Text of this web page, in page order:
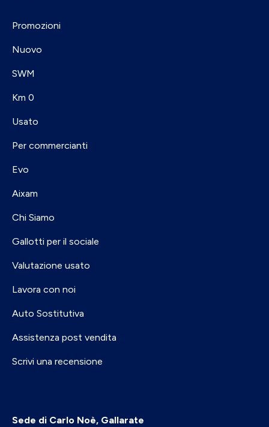
Promozioni
Nuovo
SWM
Km 0
Usato
Per commercianti
Evo
Aixam
Chi Siamo
Gallotti per il sociale
Valutazione usato
Lavora con noi
Auto Sostitutiva
Assistenza post vendita
Scrivi una recensione
Sede di Carlo Noè, Gallarate